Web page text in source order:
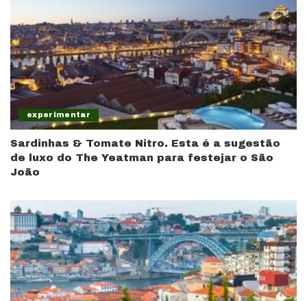
experimentar
Sardinhas & Tomate Nitro. Esta é a sugestão
de luxo do The Yeatman para festejar o São
João